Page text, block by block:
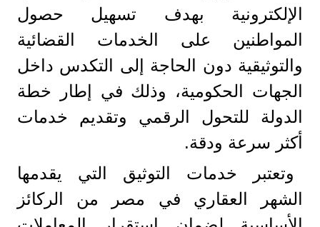
الإلكترونية بهدف تسهيل حصول
المواطنين على الخدمات القضائية
والتوثيقية دون الحاجة إلى التكدس داخل
الجهات الحكومية، وذلك في إطار خطة
الدولة للتحول الرقمي وتقديم خدمات
أكثر سرعة ودقة.
وتعتبر خدمات التوثيق التي يقدمها
الشهر العقاري في مصر من الركائز